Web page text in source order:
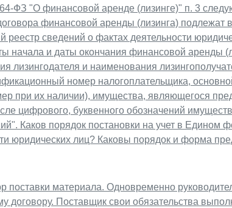
ФЗ "О финансовой аренде (лизинге)" п. 3
финансовой аренды (лизинга) подлежат
сведений о фактах деятельности
начала и даты окончания финансовой аренды
лизингодателя и наименования
номер налогоплательщика,
при их наличии), имущества, являющегося
цифрового, буквенного обозначений
Каков порядок постановки на учет в Едином
юридических лиц? Каковы порядок и форма
поставки материала. Одновременно
договору. Поставщик свои обязательства